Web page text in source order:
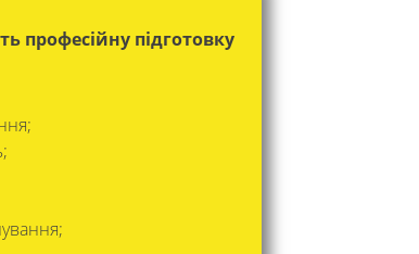
професійну підготовку